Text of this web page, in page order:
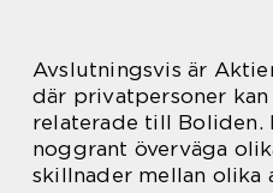
Avslutningsvis är
där privatpersoner
relaterade till
noggrant överväga
skillnader mellan olika